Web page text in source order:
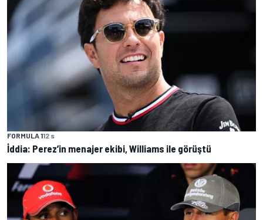
FORMULA 112 s
İddia: Perez’in menajer ekibi, Williams ile görüştü